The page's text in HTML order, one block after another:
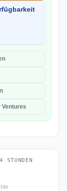
Ventures
STUNDEN